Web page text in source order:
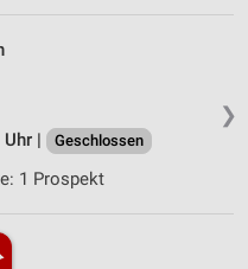
❯
|
Geschlossen
1 Prospekt